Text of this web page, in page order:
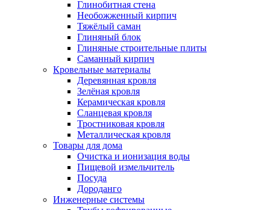
Глинобитная стена
Необожженный кирпич
Тяжёлый саман
Глиняный блок
Глиняные строительные плиты
Саманный кирпич
Кровельные материалы
Деревянная кровля
Зелёная кровля
Керамическая кровля
Сланцевая кровля
Тростниковая кровля
Металлическая кровля
Товары для дома
Очистка и ионизация воды
Пищевой измельчитель
Посуда
Дороданго
Инженерные системы